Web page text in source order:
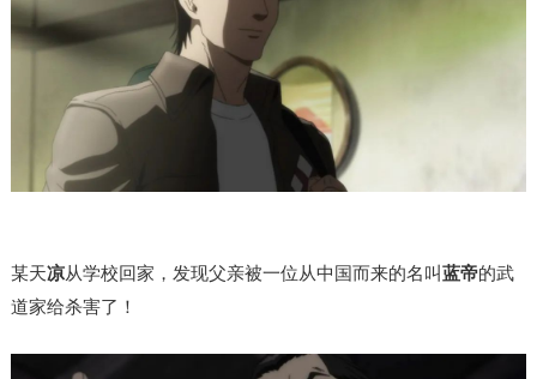
某天凉从学校回家，发现父亲被一位从中国而来的名叫蓝帝的武
道家给杀害了！